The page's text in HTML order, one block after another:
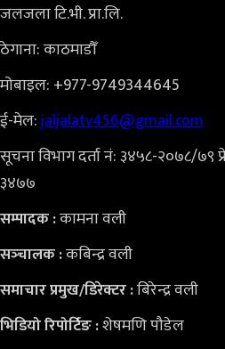
जलजला टि.भी. प्रा.लि.
ठेगाना: काठमाडौँ
मोबाइल: +977-9749344645
ई-मेल:jaljalatv456@gmail.com
सूचना विभाग दर्ता नं: ३४५८-२०७८/
३४७७
सम्पादक :कामना वली
सञ्‍चालक :कबिन्द्र वली
समाचार प्रमुख/डिरेक्टर :बिरेन्द्र वली
भिडियोरिपोर्टिङ :शेषमणि पौडेल